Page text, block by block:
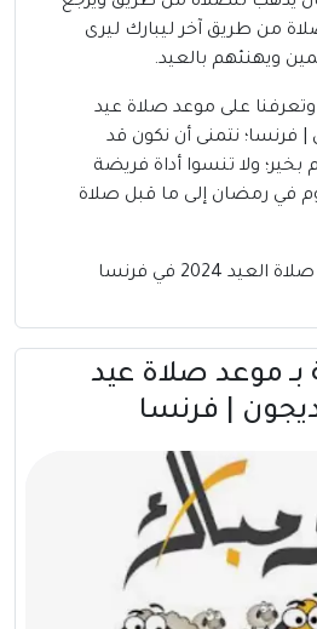
من طريق آخر ليبارك ليرى
ويهنئهم بالعيد.
وتعرفنا على موعد صلاة عيد
ديجون | فرنسا؛ نتمنى أن نكون قد
بخير؛ ولا تنسوا أداة فريضة
في رمضان إلى ما قبل صلاة
2024 في فرنسا
موعد صلاة عيد